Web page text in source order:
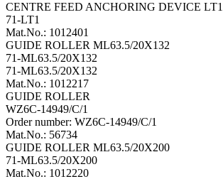
CENTRE FEED ANCHORING DEVICE LT1
71-LT1
Mat.No.: 1012401
GUIDE ROLLER ML63.5/20X132
71-ML63.5/20X132
71-ML63.5/20X132
Mat.No.: 1012217
GUIDE ROLLER
WZ6C-14949/C/1
Order number: WZ6C-14949/C/1
Mat.No.: 56734
GUIDE ROLLER ML63.5/20X200
71-ML63.5/20X200
Mat.No.: 1012220